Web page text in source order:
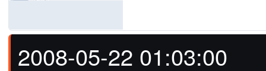
2008-05-22 01:03:00